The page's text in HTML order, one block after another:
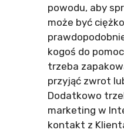
powodu, aby
może być
kogoś do
trzeba
przyjąć zwrot
Dodatkowo
marketing w
kontakt z